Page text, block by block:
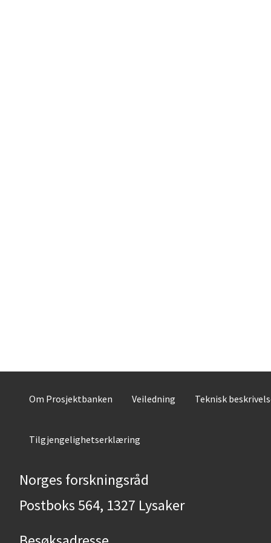
Om Prosjektbanken Veiledning Teknisk
Tilgjengelighetserklæring
Norges forskningsråd
Postboks 564, 1327 Lysaker